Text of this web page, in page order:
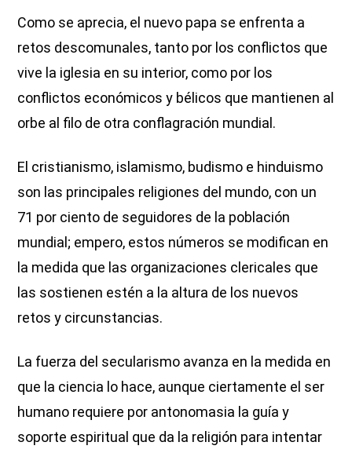
Como se aprecia, el nuevo papa se enfrenta a
retos descomunales, tanto por los conflictos que
vive la iglesia en su interior, como por los
conflictos económicos y bélicos que mantienen al
orbe al filo de otra conflagración mundial.
El cristianismo, islamismo, budismo e hinduismo
son las principales religiones del mundo, con un
71 por ciento de seguidores de la población
mundial; empero, estos números se modifican en
la medida que las organizaciones clericales que
las sostienen estén a la altura de los nuevos
retos y circunstancias.
La fuerza del secularismo avanza en la medida en
que la ciencia lo hace, aunque ciertamente el ser
humano requiere por antonomasia la guía y
soporte espiritual que da la religión para intentar